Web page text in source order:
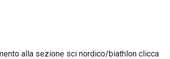
alla sezione sci nordico/biathlon clicca